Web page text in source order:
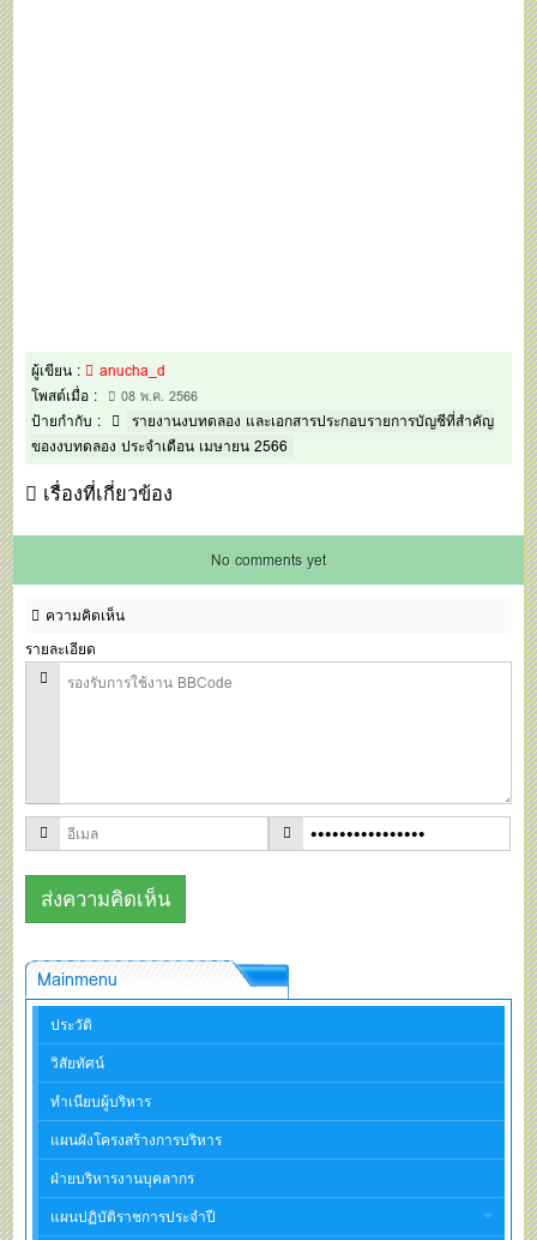
ผู้เขียน :
anucha_d
โพสต์เมื่อ :
08 พ.ค. 2566
ป้ายกำกับ :
รายงานงบทดลอง และเอกสารประกอบรายการบัญชีที่สำคัญ
ของงบทดลอง ประจำเดือน เมษายน 2566
เรื่องที่เกี่ยวข้อง
No comments yet
ความคิดเห็น
รายละเอียด
Mainmenu
ประวัติ
วิสัยทัศน์
ทำเนียบผู้บริหาร
แผนผังโครงสร้างการบริหาร
ฝ่ายบริหารงานบุคลากร
แผนปฏิบัติราชการประจำปี